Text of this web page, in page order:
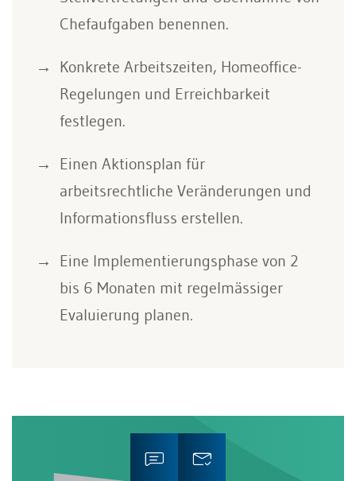
Chefaufgaben benennen.
Konkrete Arbeitszeiten, Homeoffice-
Regelungen und Erreichbarkeit
festlegen.
Einen Aktionsplan für
arbeitsrechtliche Veränderungen und
Informationsfluss erstellen.
Eine Implementierungsphase von 2
bis 6 Monaten mit regelmässiger
Evaluierung planen.